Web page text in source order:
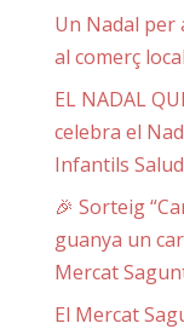
Un Nadal per
al comerç
EL NADAL
celebra el
Infantils
🎉 Sorteig
guanya un
Mercat
El Mercat